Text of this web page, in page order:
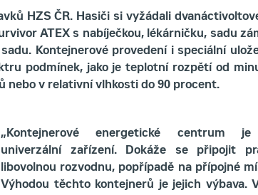
HZS ČR. Hasiči si vyžádali
ATEX s nabíječkou, lékárničku, sadu
Kontejnerové provedení i speciální
podmínek, jako je teplotní rozpětí od
nebo v relativní vlhkosti do 90 procent.
„Kontejnerové energetické centrum je
univerzální zařízení. Dokáže se připojit
libovolnou rozvodnu, popřípadě na přípojné
Výhodou těchto kontejnerů je jejich výbava.